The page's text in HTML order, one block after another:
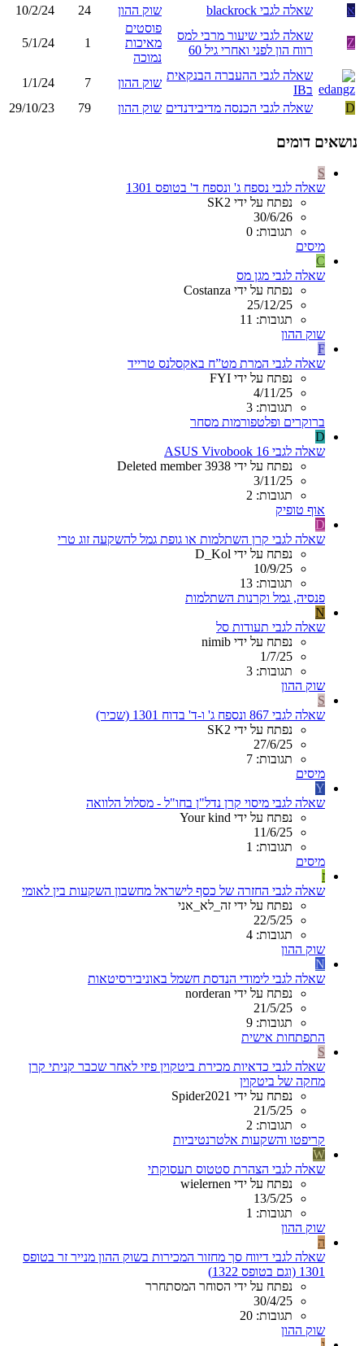
א
שאלה לגבי blackrock שוק ההון 24
10/2/24
Z
שאלה לגבי שיעור מרבי למס
רווח הון לפני ואחרי גיל 60
פוסטים
מאיכות
נמוכה
1
5/1/24
שאלה לגבי ההעברה הבנקאית
בIB
שוק ההון 7
1/1/24
D
שאלה לגבי הכנסה מדיבידנדים שוק ההון 79
29/10/23
נושאים דומים
S
שאלה לגבי נספח ג' ונספח ד' בטופס 1301
נפתח על ידי SK2
30/6/26
תגובות: 0
מיסים
C
שאלה לגבי מגן מס
נפתח על ידי Costanza
25/12/25
תגובות: 11
שוק ההון
F
שאלה לגבי המרת מט”ח באקסלנס טרייד
נפתח על ידי FYI
4/11/25
תגובות: 3
ברוקרים ופלטפורמות מסחר
D
שאלה לגבי ASUS Vivobook 16
נפתח על ידי Deleted member 3938
3/11/25
תגובות: 2
אוף טופיק
D
שאלה לגבי קרן השתלמות או גופת גמל להשקעה זוג טרי
נפתח על ידי D_Kol
10/9/25
תגובות: 13
פנסיה, גמל וקרנות השתלמות
N
שאלה לגבי תעודות סל
נפתח על ידי nimib
1/7/25
תגובות: 3
שוק ההון
S
שאלה לגבי 867 ונספח ג' ו-ד' בדוח 1301 (שכיר)
נפתח על ידי SK2
27/6/25
תגובות: 7
מיסים
Y
שאלה לגבי מיסוי קרן נדל"ן בחו"ל - מסלול הלוואה
נפתח על ידי Your kind
11/6/25
תגובות: 1
מיסים
ז
שאלה לגבי החזרה של כסף לישראל מחשבון השקעות בין לאומי
נפתח על ידי זה_לא_אני
22/5/25
תגובות: 4
שוק ההון
N
שאלה לגבי לימודי הנדסת חשמל באוניבירסיטאות
נפתח על ידי norderan
21/5/25
תגובות: 9
התפתחות אישית
S
שאלה לגבי כדאיות מכירת ביטקוין פיזי לאחר שכבר קניתי קרן
מחקה של ביטקוין
נפתח על ידי Spider2021
21/5/25
תגובות: 2
קריפטו והשקעות אלטרנטיביות
W
שאלה לגבי הצהרת סטטוס תעסוקתי
נפתח על ידי wielernen
13/5/25
תגובות: 1
שוק ההון
ה
שאלה לגבי דיווח סך מחזור המכירות בשוק ההון מנייר זר בטופס
1301 (וגם בטופס 1322)
נפתח על ידי הסוחר המסתחרר
30/4/25
תגובות: 20
שוק ההון